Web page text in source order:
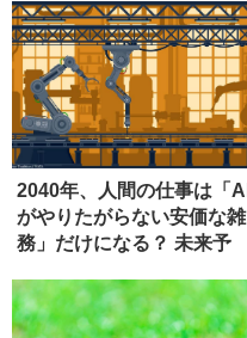
2040年、人間の仕事は「AI
がやりたがらない安価な雑
務」だけになる？ 未来予